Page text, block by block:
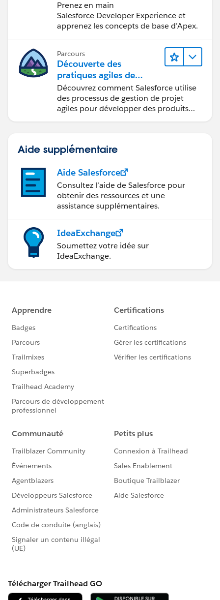
développement
Salesforce
Prenez en main
Salesforce Developer Experience et
apprenez les concepts de base d’Apex.
Parcours
Découverte des
pratiques agiles de
Salesforce
Découvrez comment Salesforce utilise
des processus de gestion de projet
agiles pour développer des produits
Aide supplémentaire
Aide Salesforce
Consultez l’aide de Salesforce pour
obtenir des ressources et une
assistance supplémentaires.
IdeaExchange
Soumettez votre idée sur
IdeaExchange.